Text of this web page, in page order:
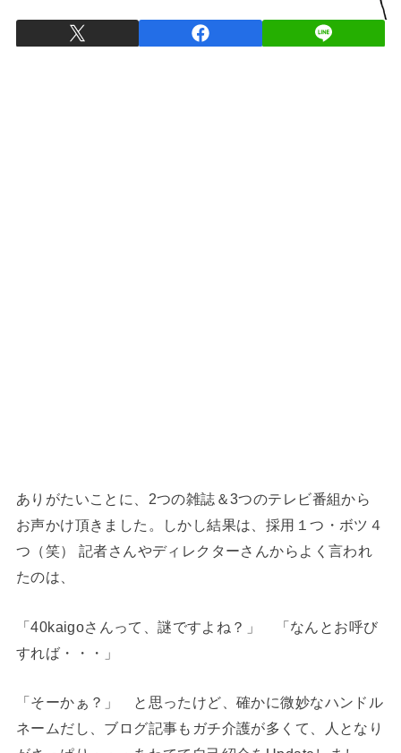
ありがたいことに、2つの雑誌＆3つのテレビ番組から
お声かけ頂きました。しかし結果は、採用１つ・ボツ４
つ（笑） 記者さんやディレクターさんからよく言われ
たのは、
「40kaigoさんって、謎ですよね？」 「なんとお呼び
すれば・・・」
「そーかぁ？」 と思ったけど、確かに微妙なハンドル
ネームだし、ブログ記事もガチ介護が多くて、人となり